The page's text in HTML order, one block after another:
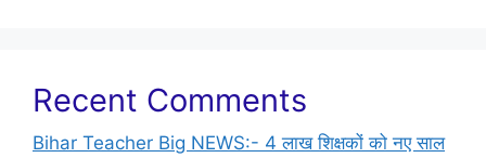
Recent Comments
Bihar Teacher Big NEWS:- 4 लाख शिक्षकों को नए साल